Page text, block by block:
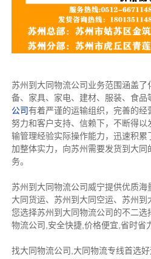
苏州到大同物流公司业务范围涵盖
备、家具、家电、建材、服装、食品
公司有着严谨的运输组织，完善的经
努力和客户支持、信赖下，不断得
输管理经验实际操作能力，迅速积
加整体实力，向苏州需要发货到大
务。
苏州到大同物流公司威宁提供优质海
大同货运、苏州到大同空运、苏州
您选择苏州到大同物流公司的不二选
物流公司,安全快捷,价格便宜,省时省
找大同物流公司,大同物流专线首选